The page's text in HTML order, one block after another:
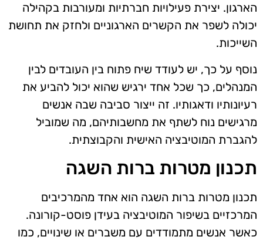
הארגון. יצירת פעילויות חברתיות ומעורבות בקהילה
יכולה לשפר את הקשרים הארגוניים ולחזק את תחושת
השייכות.
נוסף על כך, יש לעודד שיח פתוח בין העובדים לבין
המנהלים, כך שכל אחד ירגיש שהוא יכול להביע את
רעיונותיו ודאגותיו. זה ייצור סביבה שבה אנשים
מרגישים נוח לשתף את מחשבותיהם, מה שמוביל
להגברת המוטיבציה האישית והקבוצתית.
תכנון מטרות ברות השגה
תכנון מטרות ברות השגה הוא אחד מהמרכיבים
המרכזיים בשיפור המוטיבציה בעידן פוסט-קורונה.
כאשר אנשים מתמודדים עם משברים או שינויים, כמו